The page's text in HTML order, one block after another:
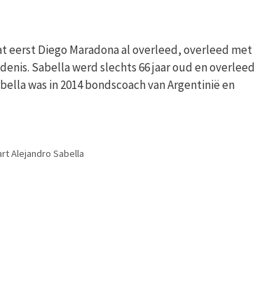
Diego Maradona al overleed, overleed met
Sabella werd slechts 66 jaar oud en overleed
was in 2014 bondscoach van Argentinië en
Alejandro Sabella